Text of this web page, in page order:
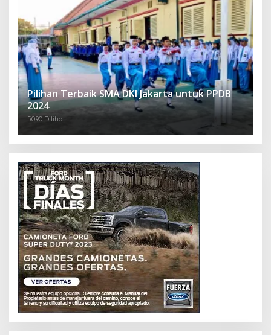
Pilihan Terbaik SMA DKI Jakarta untuk PPDB
2024
5090 Dilihat